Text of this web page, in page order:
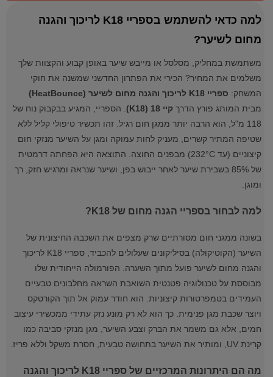
למה כדאי להשתמש בספריי K18 לריכוך והגנה
מחום לשיער?
משתמשת במחליק, מסלסל או מייבש שיער באופן קבוע והקצוות שלך
משלמים את המחיר? הכירי את הפתרון החדשני שמשנה את חוקי
המשחק: ספריי K18 לריכוך והגנה מחום לשיער (HeatBounce)
מבית המותג פורץ הדרךקיי 18 (K18)
. הספריי, המגיע בבקבוק נוח של
118 מ"ל, הוא הרבה יותר ממגן חום רגיל. זהו תכשיר טיפולי קליל ללא
שטיפה המתיר קשרים, מעניק לחות עמוקה ומגן על השיער מנזקי חום
קיצוניים (עד 232°C) מבפנים החוצה. התוצאה היא הפחתה דרמטית
של 85% בשבירת שיער לאחר ייבוש בפן, ושיער שנראה ומרגיש חזק, רך
ומוגן.
למה לבחור בספריי הגנה מחום של K18?
בשונה ממגני חום מסורתיים שרק מצפים את השכבה החיצונית של
השיער (הקוטיקולה) בסיליקונים שעלולים להכביד, ספריי K18 לריכוך
והגנה מחום לשיער פועל מתוך השערה. הפורמולה הייחודית שלו
מבוססת על טכנולוגיה פטנטית השואבת השראה מחלבונים טבעיים
העמידים בטמפרטורות קיצוניות. הוא חודר עמוק אל תוך הקורטקס
ויוצר שכבת מגן פנימית. כך הוא לא רק מונע נזק עתידי ממכשירי עיצוב
חמים, אלא גם משמר את הברק וצבע השיער, מגן מנזקי סביבה כמו
קרינת UV, ומותיר את השיער בתחושה טבעית, חסרת משקל וללא פריז.
מה הם היתרונות המרכזיים של ספריי K18 לריכוך והגנה